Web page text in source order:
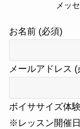
メッ
お名前 (必須)
メールアドレス (
ボイササイズ体
※レッスン開催